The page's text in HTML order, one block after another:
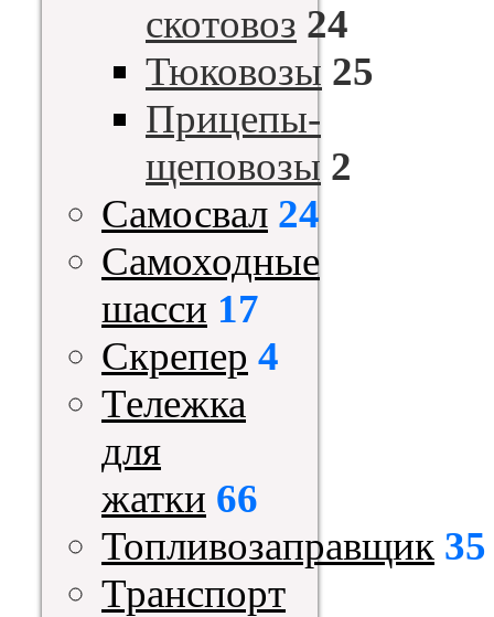
скотовоз 24
Тюковозы 25
Прицепы-
щеповозы 2
Самосвал 24
Самоходные
шасси 17
Скрепер 4
Тележка
для
жатки 66
Топливозаправщик 35
Транспорт